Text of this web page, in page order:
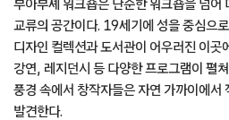
부아부셰 워크숍은 단순한 워크숍을 넘어
교류의 공간이다. 19세기에 성을 중심으
디자인 컬렉션과 도서관이 어우러진 이곳
강연, 레지던시 등 다양한 프로그램이 펼
풍경 속에서 창작자들은 자연 가까이에서
발견한다.